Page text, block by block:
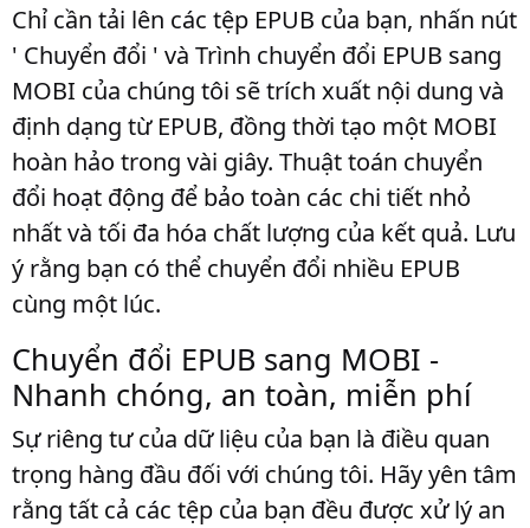
Chỉ cần tải lên các tệp EPUB của bạn, nhấn nút
' Chuyển đổi ' và Trình chuyển đổi EPUB sang
MOBI của chúng tôi sẽ trích xuất nội dung và
định dạng từ EPUB, đồng thời tạo một MOBI
hoàn hảo trong vài giây. Thuật toán chuyển
đổi hoạt động để bảo toàn các chi tiết nhỏ
nhất và tối đa hóa chất lượng của kết quả. Lưu
ý rằng bạn có thể chuyển đổi nhiều EPUB
cùng một lúc.
Chuyển đổi EPUB sang MOBI -
Nhanh chóng, an toàn, miễn phí
Sự riêng tư của dữ liệu của bạn là điều quan
trọng hàng đầu đối với chúng tôi. Hãy yên tâm
rằng tất cả các tệp của bạn đều được xử lý an